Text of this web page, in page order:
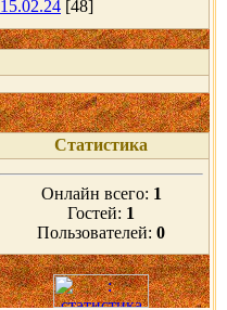
15.02.24 [48]
Статистика
Онлайн всего: 1
Гостей: 1
Пользователей: 0